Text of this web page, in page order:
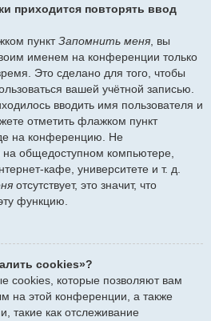
приходится повторять ввод
пунктЗапомнить меня , вы
именем на конференции только
Это сделано для того, чтобы
вашей учётной записью.
вводить имя пользователя и
отметить флажком пункт
на конференцию. Не
на общедоступном компьютере,
кафе, университете и т. д.
отсутствует, это значит, что
функцию.
cookies»?
cookies, которые позволяют вам
на этой конференции, а также
такие как отслеживание